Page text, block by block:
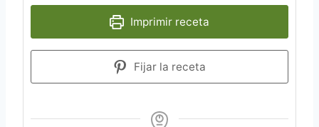
Imprimir receta
Fijar la receta